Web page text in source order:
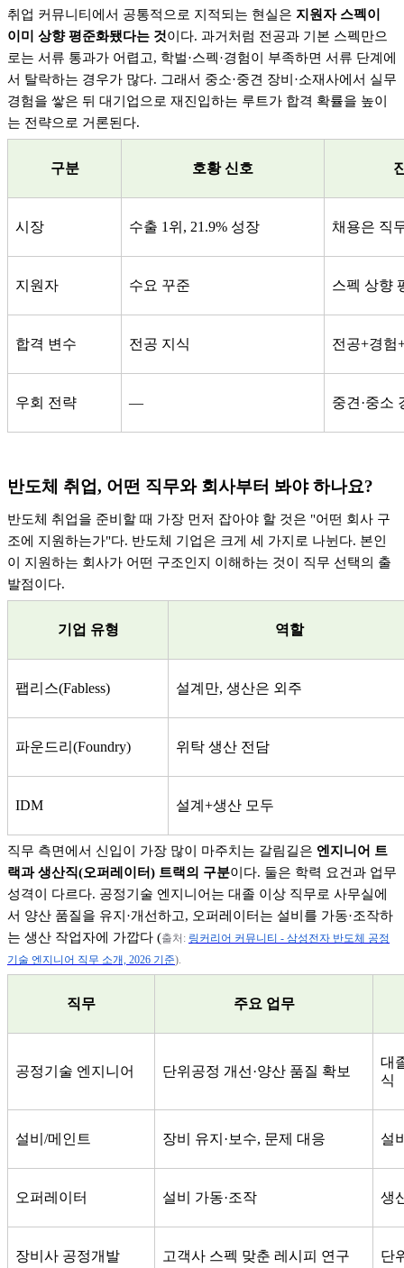
취업 커뮤니티에서 공통적으로 지적되는 현실은 지원자 스펙이
이미 상향 평준화됐다는 것이다. 과거처럼 전공과 기본 스펙만으
로는 서류 통과가 어렵고, 학벌·스펙·경험이 부족하면 서류 단계에
서 탈락하는 경우가 많다. 그래서 중소·중견 장비 ·소재사에서 실무
경험을 쌓은 뒤 대기업으로 재진입하는 루트가 합격 확률을 높이
는 전략으로 거론된다.
구분 호황 신호
시장 수출 1 위 , 21.9% 성장 채용은 직
지원자 수요 꾸준 스펙 상향
합격 변수 전공 지식 전공+경험
우회 전략 — 중견 ·중소
반도체 취업, 어떤 직무와 회사부터 봐야 하나요?
반도체 취업을 준비할 때 가장 먼저 잡아야 할 것은 "어떤 회사 구
조에 지원하는가"다. 반도체 기업은 크게 세 가지로 나뉜다. 본인
이 지원하는 회사가 어떤 구조인지 이해하는 것이 직무 선택의 출
발점이다.
기업 유형 역할
팹리스(Fabless) 설계만, 생산은 외주
파운드리 (Foundry) 위탁 생산 전담
IDM 설계 +생산 모두
직무 측면에서 신입이 가장 많이 마주치는 갈림길은 엔지니어 트
랙과 생산직(오퍼레이터) 트랙의 구분이다. 둘은 학력 요건과 업무
성격이 다르다. 공정기술 엔지니어는 대졸 이상 직무로 사무실에
서 양산 품질을 유지 ·개선하고, 오퍼레이터는 설비를 가동·조작하
는 생산 작업자에 가깝다 (출처 : 링커리어 커뮤니티 - 삼성전자 반도체 공정
기술 엔지니어 직무 소개, 2026 기준).
직무 주요 업무
공정기술 엔지니어 단위공정 개선 ·양산 품질 확보
대
식
설비 /메인트 장비 유지 · 보수, 문제 대응 설
오퍼레이터 설비 가동·조작 생
장비사 공정개발 고객사 스펙 맞춘 레시피 연구 단